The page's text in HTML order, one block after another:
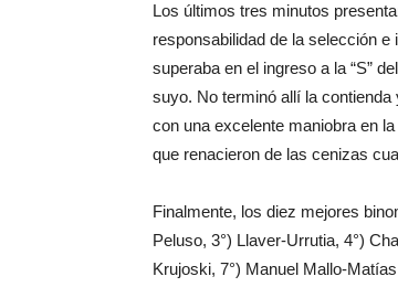
Los últimos tres minutos
responsabilidad de la selección
superaba en el ingreso a la “S”
suyo. No terminó allí la
con una excelente maniobra en
que renacieron de las cenizas
Finalmente, los diez mejores
Peluso, 3°) Llaver-Urrutia, 4°)
Krujoski, 7°) Manuel Mallo-